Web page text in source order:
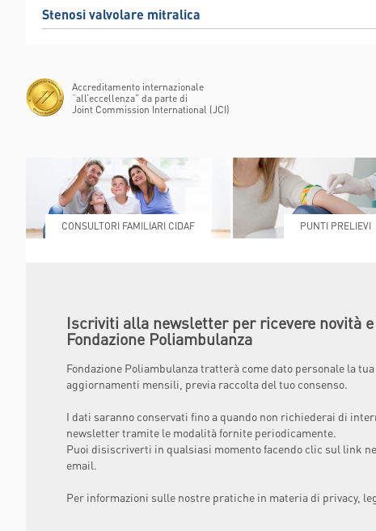
Stenosi valvolare mitralica
Accreditamento internazionale
“all’eccellenza” da parte di
Joint Commission International (JCI)
CONSULTORI FAMILIARI CIDAF PUNTI PRELIEVI
Iscriviti alla newsletter per ricevere novità
Fondazione Poliambulanza
Fondazione Poliambulanza tratterà come dato personale la
aggiornamenti mensili, previa raccolta del tuo consenso.
I dati saranno conservati fino a quando non richiederai di
newsletter tramite le modalità fornite periodicamente.
Puoi disiscriverti in qualsiasi momento facendo clic sul link
email.
Per informazioni sulle nostre pratiche in materia di privacy,